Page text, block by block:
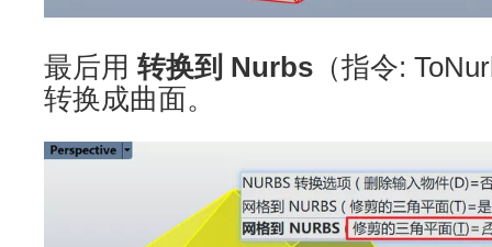
最后用 转换到 Nurbs （指令:
转换成曲面。